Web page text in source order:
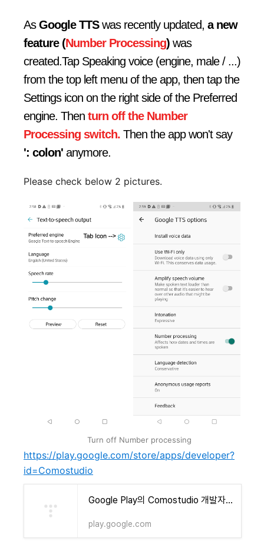
AsGoogle TTSwas recently updated, a new
feature (Number Processing) was
created.Tap Speaking voice (engine, male / ...)
from the top left menu of the app, then tap the
Settings icon on the right side of the Preferred
engine. Then turn off the Number
Processing switch. Then the app won't say
': colon' anymore.
Please check below 2 pictures.
Turn off Number processing
https://play.google.com/store/apps/developer?
id=Comostudio
Google Play의 Comostudio 개발자 Android 앱
play.google.com